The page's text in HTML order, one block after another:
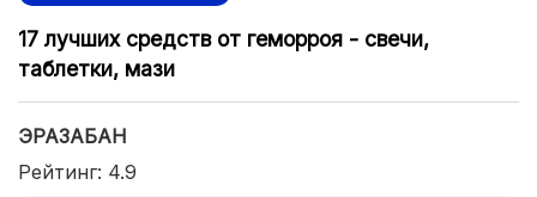
17 лучших средств от геморроя - свечи,
таблетки, мази
ЭРАЗАБАН
Рейтинг: 4.9